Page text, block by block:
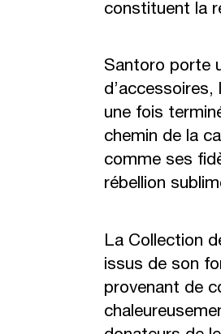
constituent la
Santoro porte
une fois
chemin de la
comme ses
rébellion
La Collection
issus de son
provenant de